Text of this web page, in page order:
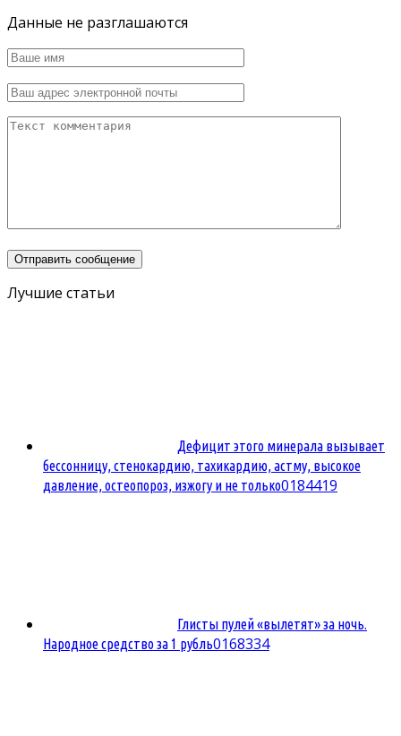
Данные не разглашаются
Лучшие статьи
Дефицит этого минерала вызывает
бессонницу, стенокардию, тахикардию, астму, высокое
давление, остеопороз, изжогу и не только0184419
Глисты пулей «вылетят» за ночь.
Народное средство за 1 рубль0168334